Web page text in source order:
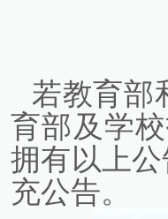
若教育部
育部及学
拥有以上
充公告。